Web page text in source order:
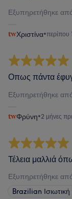
Εξυπηρετήθηκε
Χριστίνα•περίπου
Οπως πάντα
Εξυπηρετήθηκε
Φρύνη•2 μήνες
Τέλεια μαλλιά
Εξυπηρετήθηκε
Brazilian Ισιωτική